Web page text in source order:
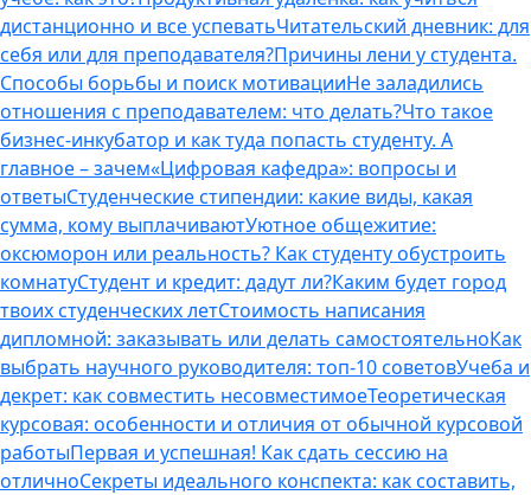
дистанционно и все успеватьЧитательский дневник: для
себя или для преподавателя?Причины лени у студента.
Способы борьбы и поиск мотивацииНе заладились
отношения с преподавателем: что делать?Что такое
бизнес-инкубатор и как туда попасть студенту. А
главное – зачем«Цифровая кафедра»: вопросы и
ответыСтуденческие стипендии: какие виды, какая
сумма, кому выплачиваютУютное общежитие:
оксюморон или реальность? Как студенту обустроить
комнатуСтудент и кредит: дадут ли?Каким будет город
твоих студенческих летСтоимость написания
дипломной: заказывать или делать самостоятельноКак
выбрать научного руководителя: топ-10 советовУчеба и
декрет: как совместить несовместимоеТеоретическая
курсовая: особенности и отличия от обычной курсовой
работыПервая и успешная! Как сдать сессию на
отличноСекреты идеального конспекта: как составить,